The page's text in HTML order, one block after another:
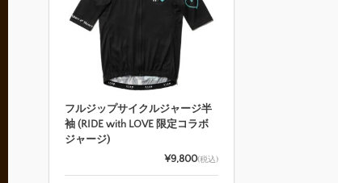
フルジップサイクルジャージ半
袖 (RIDE with LOVE 限定コラボ
ジャージ)
¥9,800(税込)